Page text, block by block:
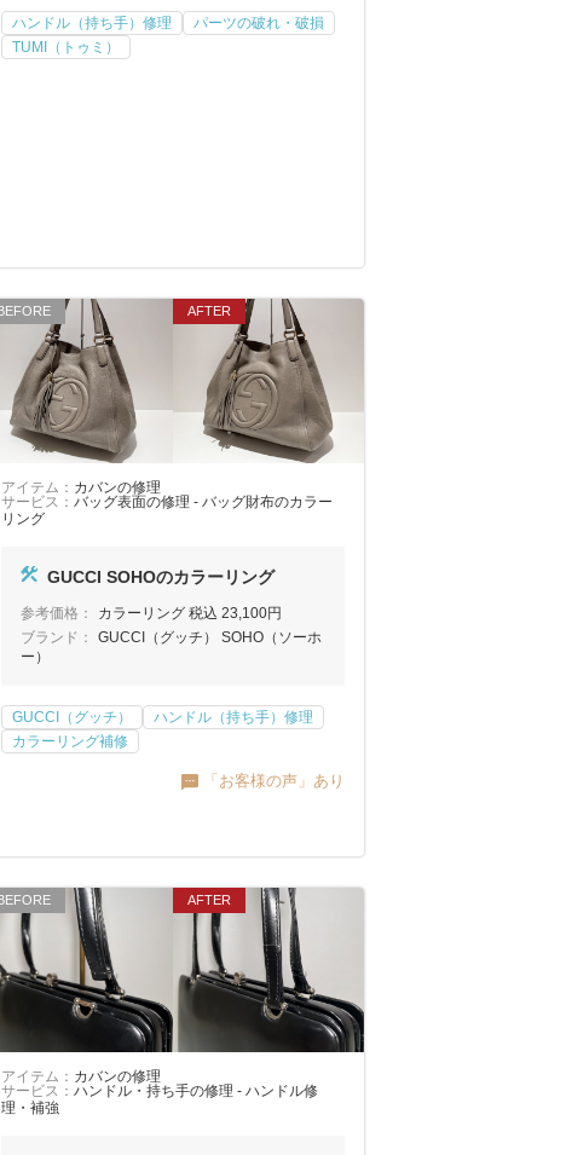
ハンドル（持ち手）修理
パーツの破れ・破損
TUMI（トゥミ）
アイテム： カバンの修理
サービス： バッグ表面の修理 - バッグ財布のカラー
リング
GUCCI SOHOのカラーリング
参考価格：
カラーリング 税込 23,100円
ブランド：
GUCCI（グッチ） SOHO（ソーホ
ー）
GUCCI（グッチ）
ハンドル（持ち手）修理
カラーリング補修
「お客様の声」あり
アイテム： カバンの修理
サービス： ハンドル・持ち手の修理 - ハンドル修
理・補強